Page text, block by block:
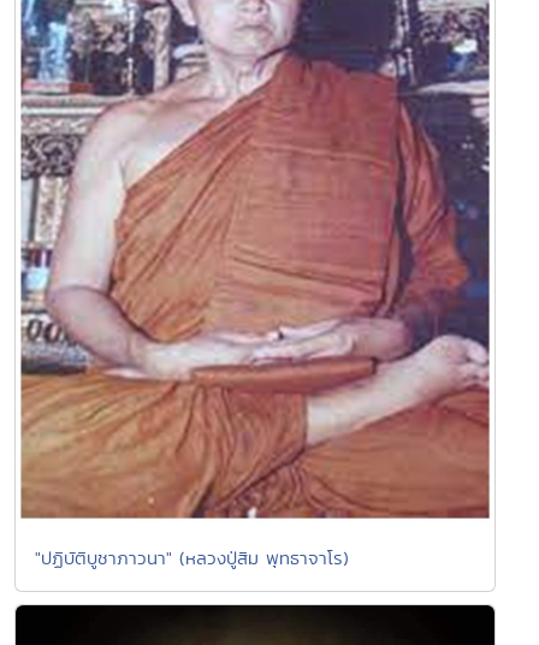
"ปฏิบัติบูชาภาวนา" (หลวงปู่สิม พุทธาจาโร)